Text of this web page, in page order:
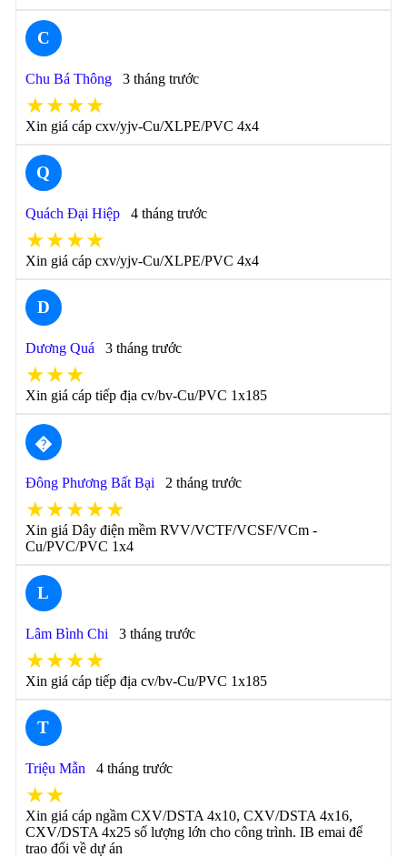
C
Chu Bá Thông 3 tháng trước
★★★★
Xin giá cáp cxv/yjv-Cu/XLPE/PVC 4x4
Q
Quách Đại Hiệp 4 tháng trước
★★★★
Xin giá cáp cxv/yjv-Cu/XLPE/PVC 4x4
D
Dương Quá 3 tháng trước
★★★
Xin giá cáp tiếp địa cv/bv-Cu/PVC 1x185
�
Đông Phương Bất Bại 2 tháng trước
★★★★★
Xin giá Dây điện mềm RVV/VCTF/VCSF/VCm -
Cu/PVC/PVC 1x4
L
Lâm Bình Chi 3 tháng trước
★★★★
Xin giá cáp tiếp địa cv/bv-Cu/PVC 1x185
T
Triệu Mẫn 4 tháng trước
★★
Xin giá cáp ngầm CXV/DSTA 4x10, CXV/DSTA 4x16,
CXV/DSTA 4x25 số lượng lớn cho công trình. IB emai để
trao đổi về dự án